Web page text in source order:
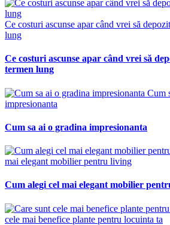
Ce costuri ascunse apar când vrei să
lung
Ce costuri ascunse apar când vrei să
termen lung
Cum
impresionanta
Cum sa ai o gradina impresionanta
mai elegant mobilier pentru living
Cum alegi cel mai elegant mobilier
cele mai benefice plante pentru locuinta ta